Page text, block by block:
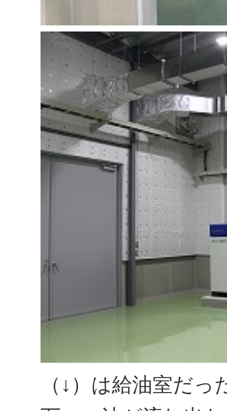
（↓）は給油室だっ